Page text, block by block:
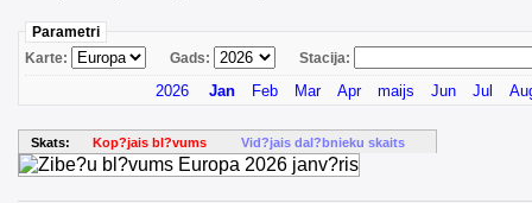
Parametri
Karte:
Gads: Stacija:
2026 Jan Feb Mar Apr maijs Jun Jul
Skats: Kop?jais bl?vums Vid?jais dal?bnieku skaits